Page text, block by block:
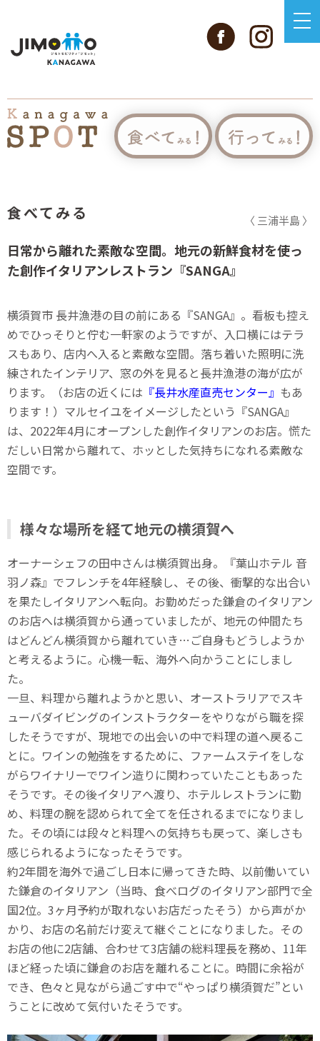
食べてみる 〈 三浦半島 〉
日常から離れた素敵な空間。地元の新鮮食材を使っ
た創作イタリアンレストラン『SANGA』
横須賀市 長井漁港の目の前にある『SANGA』。看板も控え
めでひっそりと佇む一軒家のようですが、入口横にはテラ
スもあり、店内へ入ると素敵な空間。落ち着いた照明に洗
練されたインテリア、窓の外を見ると長井漁港の海が広が
ります。（お店の近くには 『長井水産直売センター』 もあ
ります！）マルセイユをイメージしたという『SANGA』
は、2022年4月にオープンした創作イタリアンのお店。慌た
だしい日常から離れて、ホッとした気持ちになれる素敵な
空間です。
様々な場所を経て地元の横須賀へ
オーナーシェフの田中さんは横須賀出身。『葉山ホテル 音
羽ノ森』でフレンチを4年経験し、その後、衝撃的な出合い
を果たしイタリアンへ転向。お勤めだった鎌倉のイタリアン
のお店へは横須賀から通っていましたが、地元の仲間たち
はどんどん横須賀から離れていき…ご自身もどうしようか
と考えるように。心機一転、海外へ向かうことにしまし
た。
一旦、料理から離れようかと思い、オーストラリアでスキ
ューバダイビングのインストラクターをやりながら職を探
したそうですが、現地での出会いの中で料理の道へ戻るこ
とに。ワインの勉強をするために、ファームステイをしな
がらワイナリーでワイン造りに関わっていたこともあった
そうです。その後イタリアへ渡り、ホテルレストランに勤
め、料理の腕を認められて全てを任されるまでになりまし
た。その頃には段々と料理への気持ちも戻って、楽しさも
感じられるようになったそうです。
約2年間を海外で過ごし日本に帰ってきた時、以前働いてい
た鎌倉のイタリアン（当時、食べログのイタリアン部門で全
国2位。3ヶ月予約が取れないお店だったそう）から声がか
かり、お店の名前だけ変えて継ぐことになりました。その
お店の他に2店舗、合わせて3店舗の総料理長を務め、11年
ほど経った頃に鎌倉のお店を離れることに。時間に余裕が
でき、色々と見ながら過ごす中で“やっぱり横須賀だ”とい
うことに改めて気付いたそうです。